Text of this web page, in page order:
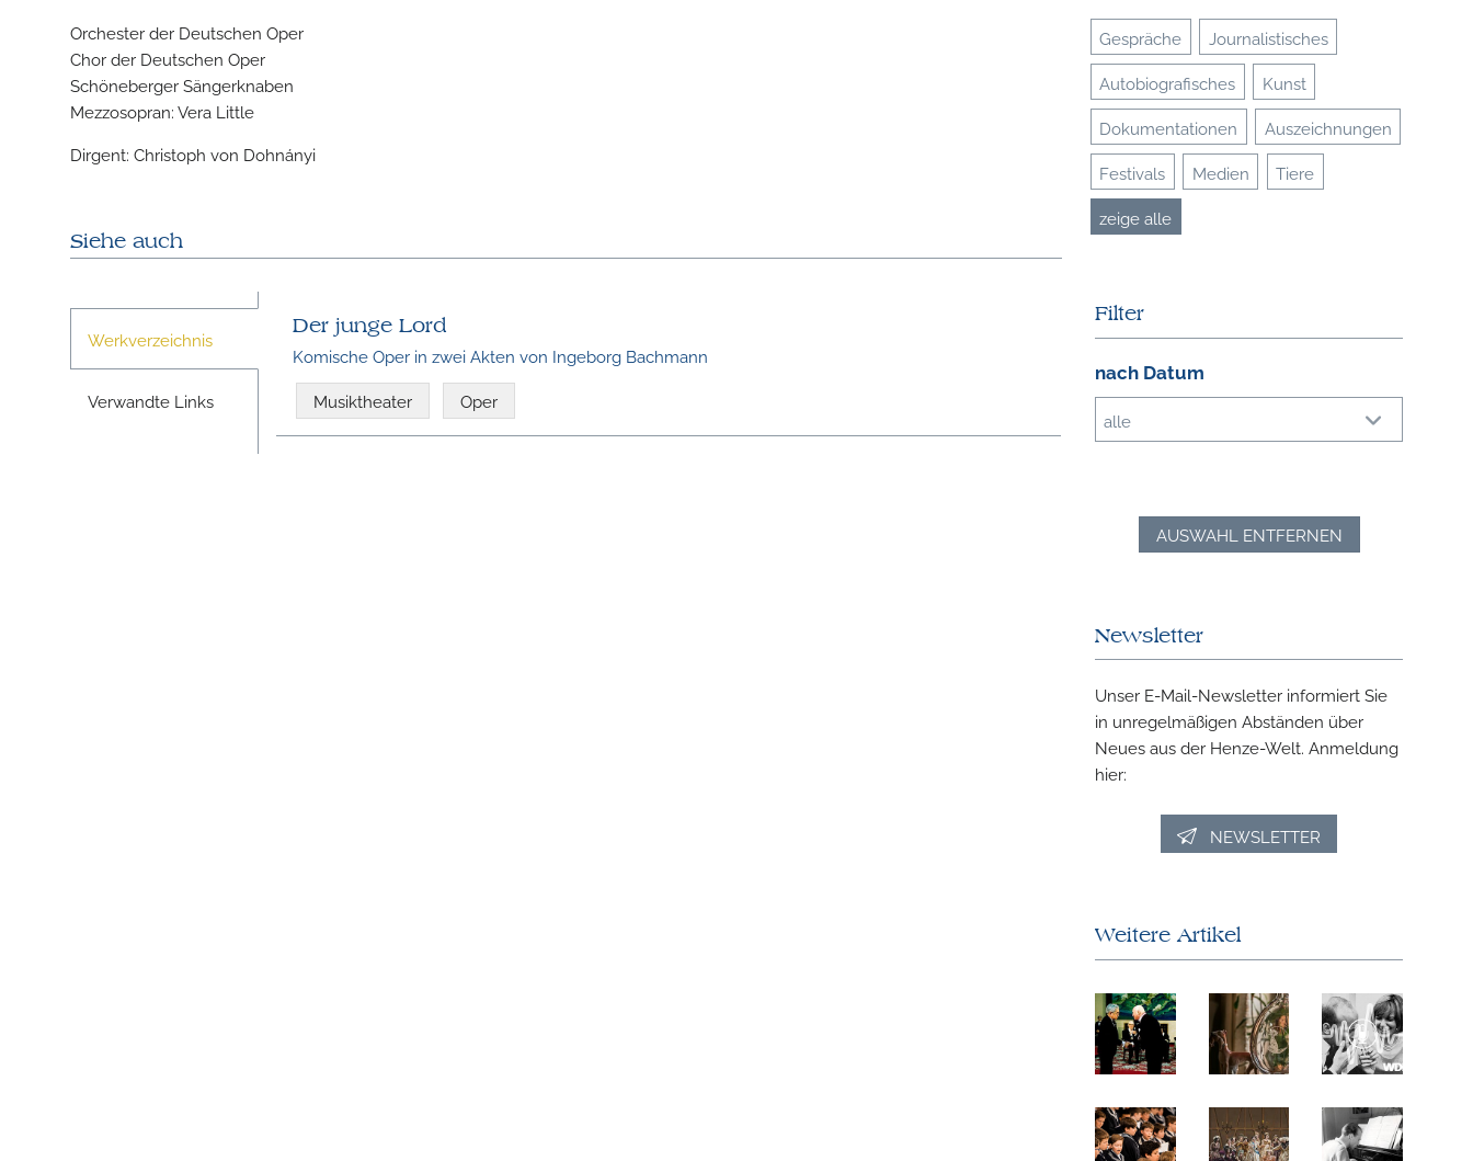
Orchester der Deutschen Oper
Chor der Deutschen Oper
Schöneberger Sängerknaben
Mezzosopran: Vera Little
Dirgent: Christoph von Dohnányi
Siehe auch
Werkverzeichnis
Verwandte Links
Der junge Lord
Komische Oper in zwei Akten von Ingeborg Bachmann
Musiktheater Oper
Gespräche Journalistisches
Autobiografisches Kunst
Dokumentationen Auszeichnungen
Festivals Medien Tiere
zeige alle
Filter
nach Datum
alle
AUSWAHL ENTFERNEN
Newsletter
Unser E-Mail-Newsletter informiert Sie
in unregelmäßigen Abständen über
Neues aus der Henze-Welt. Anmeldung
hier:
NEWSLETTER
Weitere Artikel